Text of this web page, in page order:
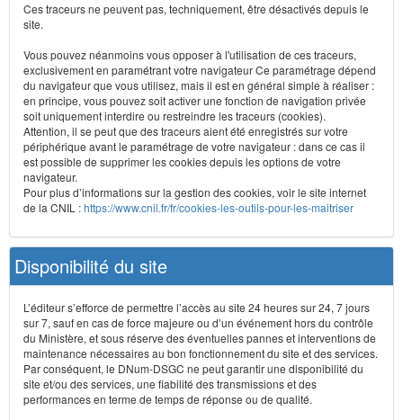
Ces traceurs ne peuvent pas, techniquement, être désactivés depuis le
site.
Vous pouvez néanmoins vous opposer à l'utilisation de ces traceurs,
exclusivement en paramétrant votre navigateur Ce paramétrage dépend
du navigateur que vous utilisez, mais il est en général simple à réaliser :
en principe, vous pouvez soit activer une fonction de navigation privée
soit uniquement interdire ou restreindre les traceurs (cookies).
Attention, il se peut que des traceurs aient été enregistrés sur votre
périphérique avant le paramétrage de votre navigateur : dans ce cas il
est possible de supprimer les cookies depuis les options de votre
navigateur.
Pour plus d’informations sur la gestion des cookies, voir le site internet
de la CNIL :https://www.cnil.fr/fr/cookies-les-outils-pour-les-maitriser
Disponibilité du site
L’éditeur s’efforce de permettre l’accès au site 24 heures sur 24, 7 jours
sur 7, sauf en cas de force majeure ou d’un événement hors du contrôle
du Ministère, et sous réserve des éventuelles pannes et interventions de
maintenance nécessaires au bon fonctionnement du site et des services.
Par conséquent, le DNum-DSGC ne peut garantir une disponibilité du
site et/ou des services, une fiabilité des transmissions et des
performances en terme de temps de réponse ou de qualité.